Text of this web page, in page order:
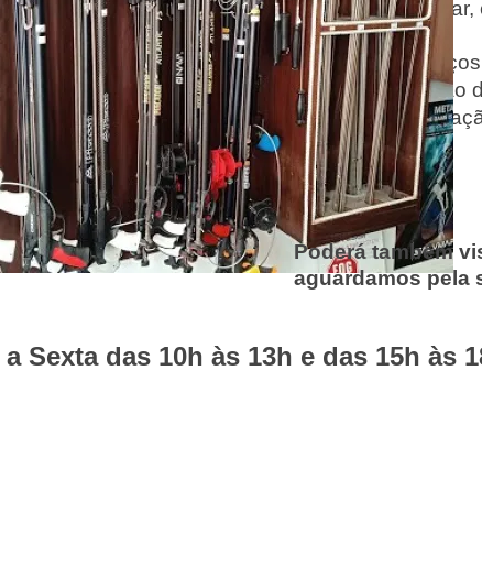
contato com o
Prestamos
pessoa, aquisição
como
desporto.
Poderá também
aguardamos pela
Sexta das 10h às 13h e das 15h às